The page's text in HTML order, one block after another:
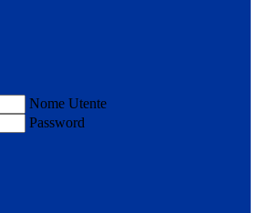
Nome Utente
Password